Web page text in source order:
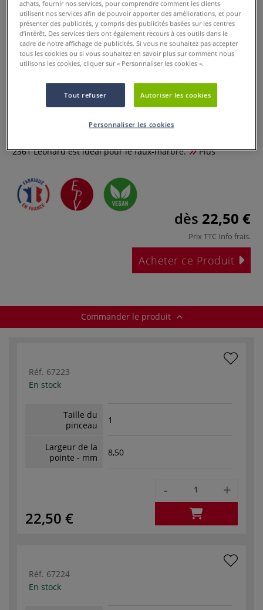
bout bombé, série 2361 Léonard
2361 Léonard est idéal pour le faux-marbre.
Plus
dès 22,50 €
Prix TTC Info frais.
Acheter ce Produit
Commander le produit
Réf. 67223
En stock
Taille du
pinceau
1
Largeur de la
pointe - mm
8,50
22,50 €
- +
Réf. 67224
En stock
achats, fournir nos services, pour comprendre comment les clients
utilisent nos services afin de pouvoir apporter des améliorations, et pour
présenter des publicités, y compris des publicités basées sur les centres
d’intérêt. Des services tiers ont également recours à ces outils dans le
cadre de notre affichage de publicités. Si vous ne souhaitez pas accepter
tous les cookies ou si vous souhaitez en savoir plus sur comment nous
utilisons les cookies, cliquer sur « Personnaliser les cookies ».
Tout refuser Autoriser les cookies
Personnaliser les cookies